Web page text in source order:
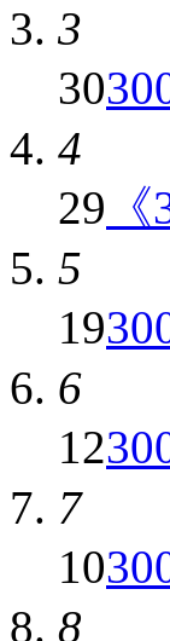
3
30
4
29
5
19
6
12
7
10
8